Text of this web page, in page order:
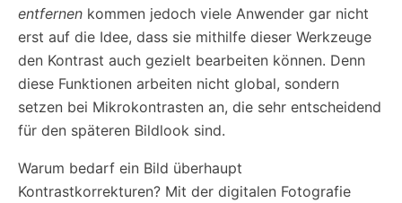
entfernen kommen jedoch viele Anwender gar nicht
erst auf die Idee, dass sie mithilfe dieser Werkzeuge
den Kontrast auch gezielt bearbeiten können. Denn
diese Funktionen arbeiten nicht global, sondern
setzen bei Mikrokontrasten an, die sehr entscheidend
für den späteren Bildlook sind.
Warum bedarf ein Bild überhaupt
Kontrastkorrekturen? Mit der digitalen Fotografie